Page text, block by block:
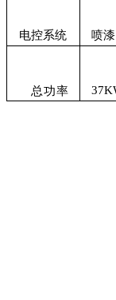
电控系统 喷
总功率